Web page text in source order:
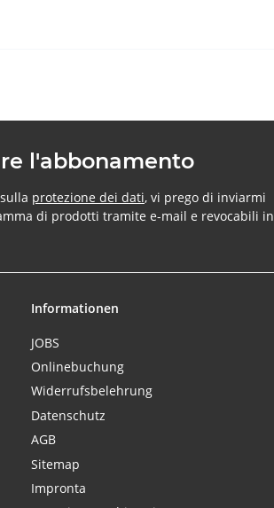
l'abbonamento
protezione dei dati, vi prego di inviarmi
di prodotti tramite e-mail e revocabili in
Informationen
JOBS
Onlinebuchung
Widerrufsbelehrung
Datenschutz
AGB
Sitemap
Impronta